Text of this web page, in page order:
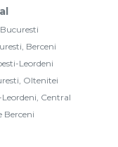
Berceni
Leordeni
Oltenitei
Central
Berceni